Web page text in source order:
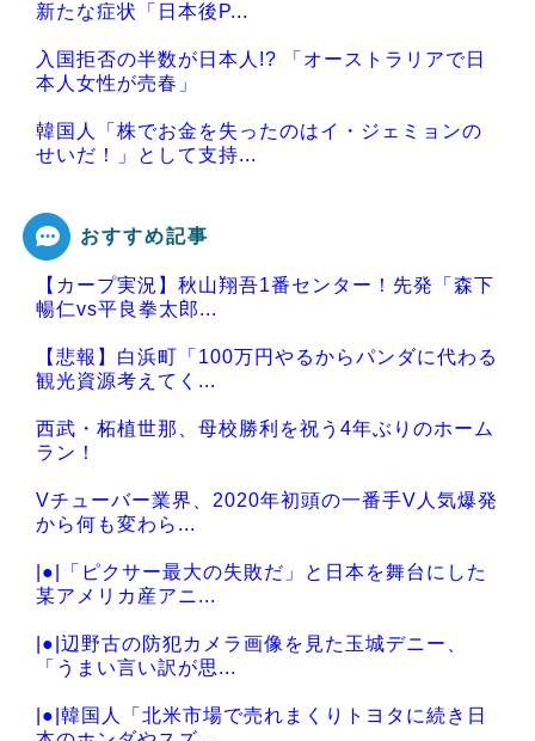
新たな症状「日本後P...
入国拒否の半数が日本人!? 「オーストラリアで日
本人女性が売春」
韓国人「株でお金を失ったのはイ・ジェミョンの
せいだ！」として支持...
Powered by livedoor 相互RSS
おすすめ記事
【カープ実況】秋山翔吾1番センター！先発「森下
暢仁vs平良拳太郎...
【悲報】白浜町「100万円やるからパンダに代わる
観光資源考えてく...
西武・柘植世那、母校勝利を祝う4年ぶりのホーム
ラン！
Vチューバー業界、2020年初頭の一番手V人気爆発
から何も変わら...
|●|「ピクサー最大の失敗だ」と日本を舞台にした
某アメリカ産アニ...
|●|辺野古の防犯カメラ画像を見た玉城デニー、
「うまい言い訳が思...
|●|韓国人「北米市場で売れまくりトヨタに続き日